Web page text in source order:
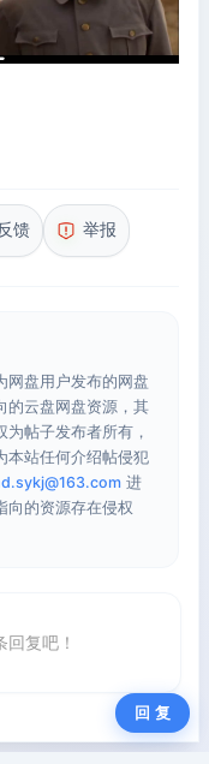
馈 举报
网盘用户发布的网盘
的云盘网盘资源，其
帖子发布者所有，
本站任何介绍帖侵犯
进
向的资源存在侵权
复吧！
回 复